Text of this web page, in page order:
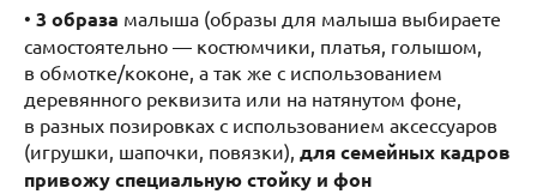
• 3 образа малыша (образы для малыша выбираете
самостоятельно — костюмчики, платья, голышом,
в обмотке/коконе, а так же с использованием
деревянного реквизита или на натянутом фоне,
в разных позировках с использованием аксессуаров
(игрушки, шапочки, повязки), для семейных кадров
привожу специальную стойку и фон